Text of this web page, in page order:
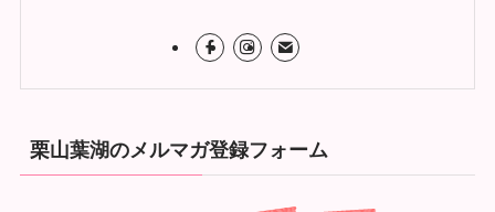
栗山葉湖のメルマガ登録フォーム